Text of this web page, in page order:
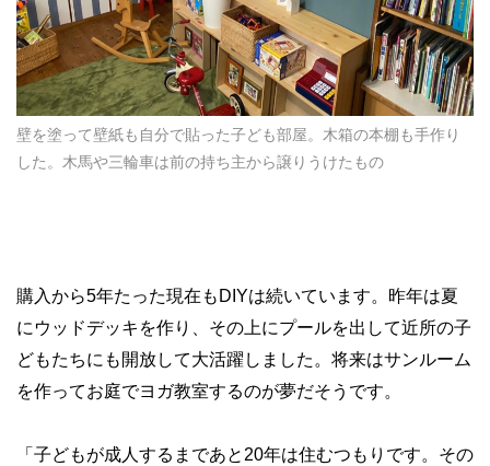
壁を塗って壁紙も自分で貼った子ども部屋。木箱の本棚も手作り
した。木馬や三輪車は前の持ち主から譲りうけたもの
購入から5年たった現在も DIYは続いています。昨年は夏
にウッドデッキを作り、その上にプールを出して近所の子
どもたちにも開放して大活躍しました。将来はサンルーム
を作ってお庭でヨガ教室するのが夢だそうです。
「子どもが成人するまであと 20年は住むつもりです。その